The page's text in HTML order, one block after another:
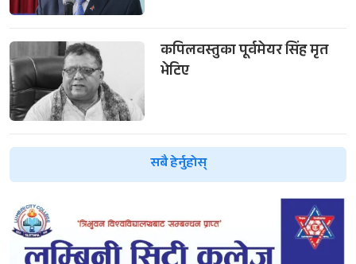
कपिलवस्तुका पूर्वमेयर सिंह मृत
भेटिए
सबै हेर्नुहोस्